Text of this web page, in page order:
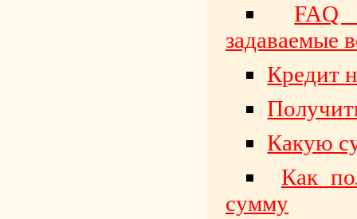
FAQ
задаваемые
Кредит
Какую
Как
сумму